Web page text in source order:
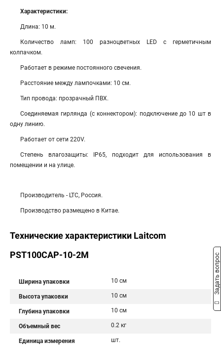
Характеристики:
Длина: 10 м.
Количество ламп: 100 разноцветных LED с герметичным
колпачком.
Работает в режиме постоянного свечения.
Расстояние между лампочками: 10 см.
Тип провода: прозрачный ПВХ.
Соединяемая гирлянда (с коннектором): подключение до 10 шт в
одну линию.
Работает от сети 220V.
Степень влагозащиты: IP65, подходит для использования в
помещении и на улице.
Производитель - LTC, Россия.
Производство размещено в Китае.
Технические характеристики Laitcom
PST100CAP-10-2M
Ширина упаковки 10 см
Высота упаковки 10 см
Глубина упаковки 10 см
Объемный вес 0.2 кг
Единица измерения шт.
Задать вопрос